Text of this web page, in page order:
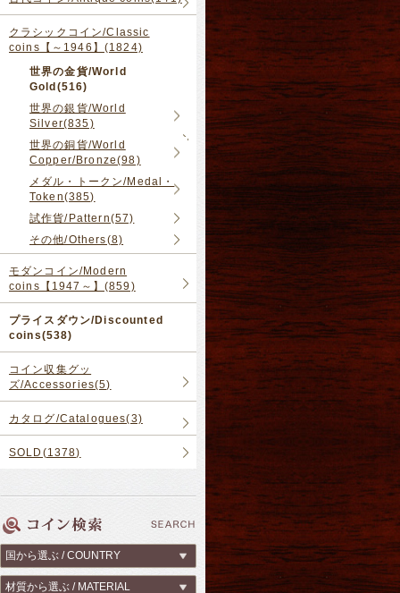
クラシックコイン/Classic
coins【～1946】(1824)
世界の金貨/World
Gold(516)
世界の銀貨/World
Silver(835)
世界の銅貨/World
Copper/Bronze(98)
メダル・トークン/Medal・
Token(385)
試作貨/Pattern(57)
その他/Others(8)
モダンコイン/Modern
coins【1947～】(859)
プライスダウン/Discounted
coins(538)
コイン収集グッ
ズ/Accessories(5)
カタログ/Catalogues(3)
SOLD(1378)